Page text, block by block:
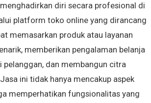
diri secara profesional di
platform toko online yang dirancang
memasarkan produk atau layanan
memberikan pengalaman belanja
pelanggan, dan membangun citra
ini tidak hanya mencakup aspek
memperhatikan fungsionalitas yang